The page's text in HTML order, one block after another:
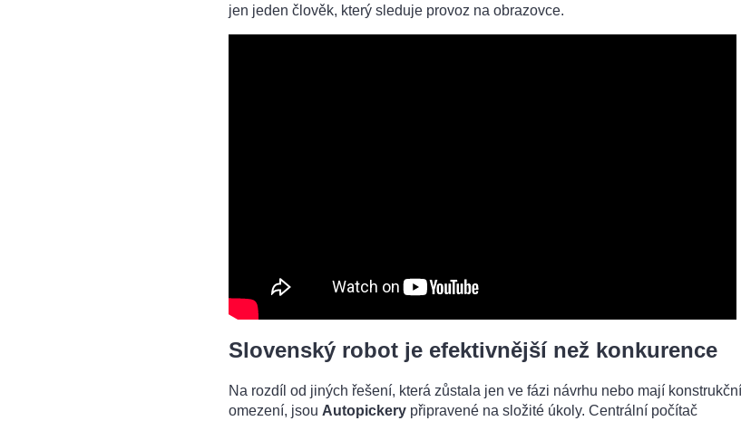
jen jeden člověk, který sleduje provoz na obrazovce.
Slovenský robot je efektivnější než konkurence
Na rozdíl od jiných řešení, která zůstala jen ve fázi návrhu nebo mají konstrukční
omezení, jsou Autopickery připravené na složité úkoly. Centrální počítač